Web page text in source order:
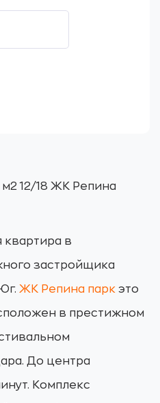
м2 12/18 ЖК Репина
квартира в
застройщика
ЖК Репина парк это
в престижном
До центра
Комплекс